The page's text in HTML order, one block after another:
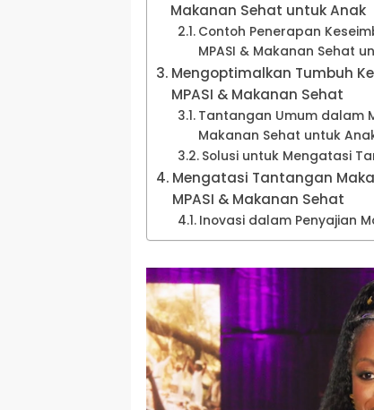
Makanan Sehat untuk Anak
Contoh Penerapan
MPASI & Makanan Sehat
Mengoptimalkan Tumbuh
MPASI & Makanan Sehat
Tantangan Umum dalam
Makanan Sehat untuk
Solusi untuk Mengatasi
Mengatasi Tantangan
MPASI & Makanan Sehat
Inovasi dalam Penyajian